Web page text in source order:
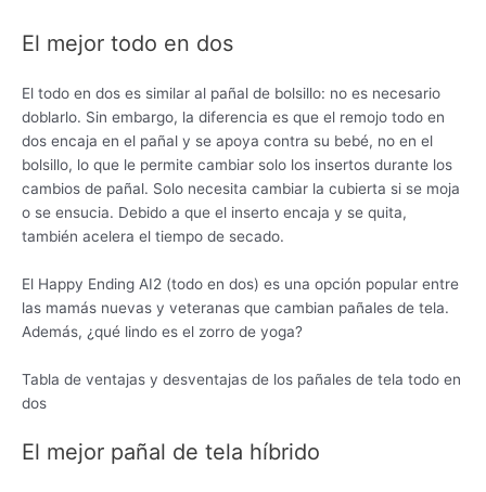
El mejor todo en dos
El todo en dos es similar al pañal de bolsillo: no es necesario
doblarlo. Sin embargo, la diferencia es que el remojo todo en
dos encaja en el pañal y se apoya contra su bebé, no en el
bolsillo, lo que le permite cambiar solo los insertos durante los
cambios de pañal. Solo necesita cambiar la cubierta si se moja
o se ensucia. Debido a que el inserto encaja y se quita,
también acelera el tiempo de secado.
El Happy Ending AI2 (todo en dos) es una opción popular entre
las mamás nuevas y veteranas que cambian pañales de tela.
Además, ¿qué lindo es el zorro de yoga?
Tabla de ventajas y desventajas de los pañales de tela todo en
dos
El mejor pañal de tela híbrido